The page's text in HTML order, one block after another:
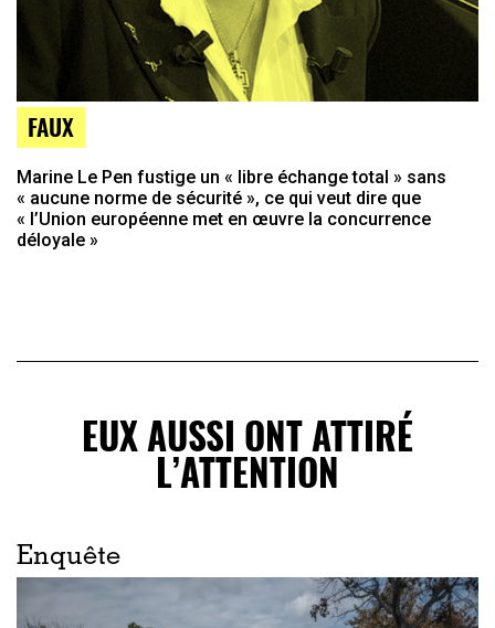
FAUX
Marine Le Pen fustige un « libre échange total » sans
« aucune norme de sécurité », ce qui veut dire que
« l’Union européenne met en œuvre la concurrence
déloyale »
EUX AUSSI ONT ATTIRÉ
L’ATTENTION
Enquête